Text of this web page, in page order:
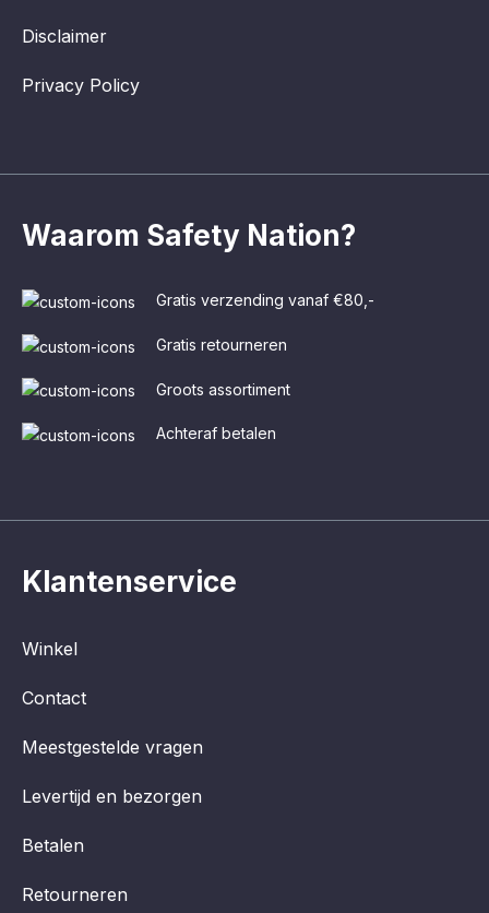
Klantenservice
Winkel
Contact
Meestgestelde vragen
Levertijd en bezorgen
Betalen
Retourneren
Waarom Safety Nation?
Gratis verzending vanaf €80,-
Gratis retourneren
Groots assortiment
Achteraf betalen
Disclaimer
Privacy Policy